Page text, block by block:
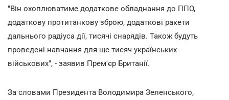
"Він охоплюватиме додаткове обладнання до ППО,
додаткову протитанкову зброю, додаткові ракети
дальнього радіуса дії, тисячі снарядів. Також будуть
проведені навчання для ще тисяч українських
військових", - заявив Прем'єр Британії.
За словами Президента Володимира Зеленського,